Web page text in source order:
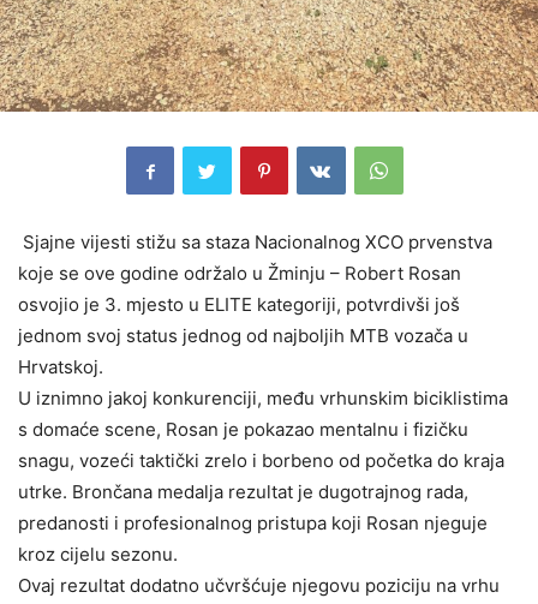
Sjajne vijesti stižu sa staza Nacionalnog XCO prvenstva
koje se ove godine održalo u Žminju – Robert Rosan
osvojio je 3. mjesto u ELITE kategoriji, potvrdivši još
jednom svoj status jednog od najboljih MTB vozača u
Hrvatskoj.
U iznimno jakoj konkurenciji, među vrhunskim biciklistima
s domaće scene, Rosan je pokazao mentalnu i fizičku
snagu, vozeći taktički zrelo i borbeno od početka do kraja
utrke. Brončana medalja rezultat je dugotrajnog rada,
predanosti i profesionalnog pristupa koji Rosan njeguje
kroz cijelu sezonu.
Ovaj rezultat dodatno učvršćuje njegovu poziciju na vrhu